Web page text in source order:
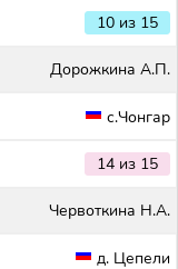
10 из 15
Дорожкина А.П.
с.Чонгар
14 из 15
Червоткина Н.А.
д. Цепели